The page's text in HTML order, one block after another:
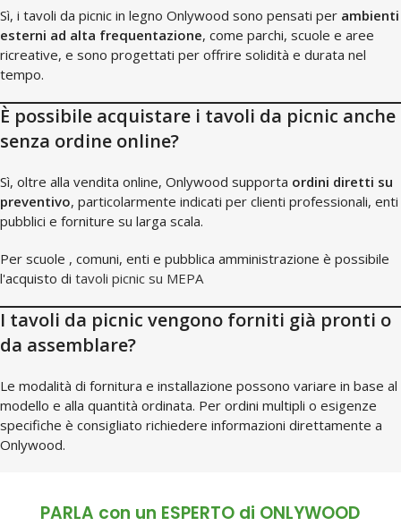
Sì, i tavoli da picnic in legno Onlywood sono pensati per ambienti
esterni ad alta frequentazione, come parchi, scuole e aree
ricreative, e sono progettati per offrire solidità e durata nel
tempo.
È possibile acquistare i tavoli da picnic anche
senza ordine online?
Sì, oltre alla vendita online, Onlywood supporta ordini diretti su
preventivo, particolarmente indicati per clienti professionali, enti
pubblici e forniture su larga scala.
Per scuole , comuni, enti e pubblica amministrazione è possibile
l'acquisto di tavoli picnic su MEPA
I tavoli da picnic vengono forniti già pronti o
da assemblare?
Le modalità di fornitura e installazione possono variare in base al
modello e alla quantità ordinata. Per ordini multipli o esigenze
specifiche è consigliato richiedere informazioni direttamente a
Onlywood.
PARLA con un ESPERTO di ONLYWOOD